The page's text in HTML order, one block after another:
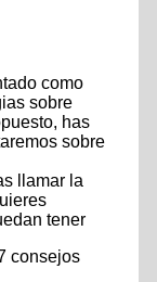
como
sobre
has
sobre
llamar la
tener
consejos